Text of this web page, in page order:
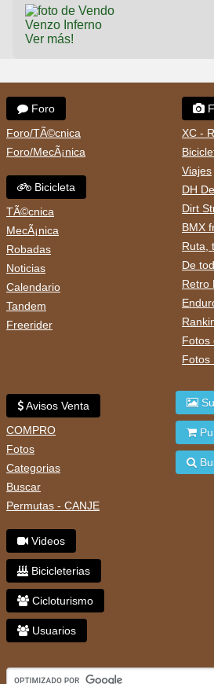
Ver más!
Foro
Foro/TÃ©cnica
Foro/MecÃ¡nica
Bicicleta
TÃ©cnica
MecÃ¡nica
Robadas
Noticias
Calendario
Tandem
Freerider
XC -
Viajes
DH
Dirt
BMX
Ruta,
De
Retro
Fotos
Fotos
Avisos Venta
COMPRO
Fotos
Categorias
Buscar
Permutas - CANJE
Videos
Bicicleterias
Cicloturismo
Usuarios